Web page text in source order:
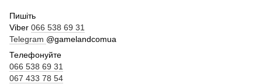
Пишіть
Viber 066 538 69 31
Telegram @gamelandcomua
Телефонуйте
066 538 69 31
067 433 78 54